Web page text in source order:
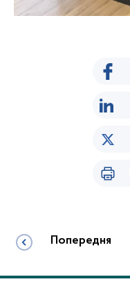
Попередня